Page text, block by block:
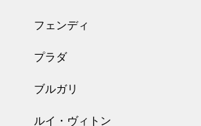
フェンディ
プラダ
ブルガリ
ルイ・ヴィトン